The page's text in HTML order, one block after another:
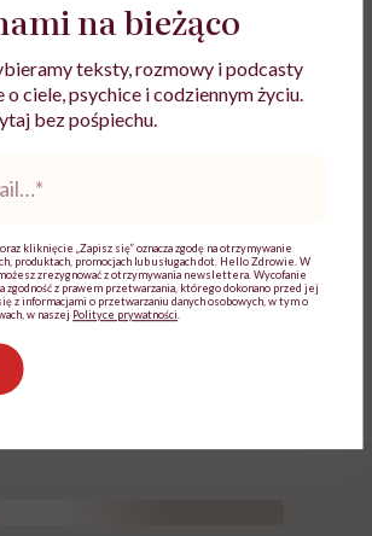
lubi słuchać i obserwować
profil
dyskryminacja Kłótnie
na bieżąco
teksty, rozmowy i podcasty
ciele, psychice i codziennym życiu.
bez pośpiechu.
kliknięcie „Zapisz się” oznacza zgodę na otrzymywanie
produktach, promocjach lub usługach dot. Hello Zdrowie. W
zrezygnować z otrzymywania newslettera. Wycofanie
zgodność z prawem przetwarzania, którego dokonano przed jej
z informacjami o przetwarzaniu danych osobowych, w tym o
w naszej Polityce prywatności